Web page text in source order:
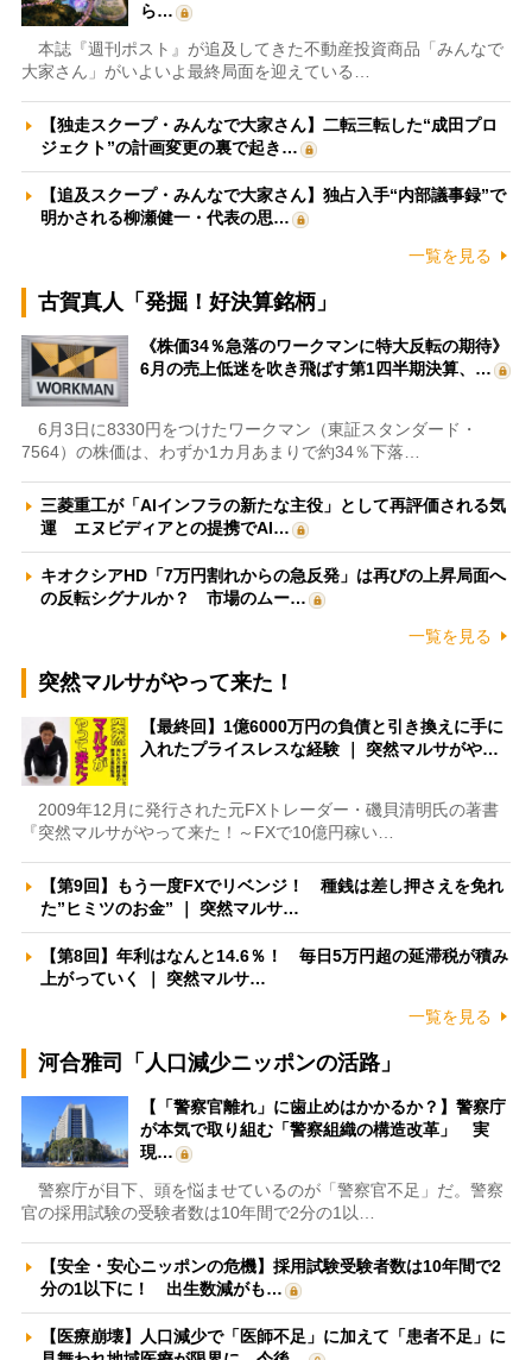
ら…
本誌『週刊ポスト』が追及してきた不動産投資商品「みんなで
大家さん」がいよいよ最終局面を迎えている…
【独走スクープ・みんなで大家さん】二転三転した“成田プロ
ジェクト”の計画変更の裏で起き…
【追及スクープ・みんなで大家さん】独占入手“内部議事録”で
明かされる柳瀬健一・代表の思…
一覧を見る
古賀真人「発掘！好決算銘柄」
《株価34％急落のワークマンに特大反転の期待》
6月の売上低迷を吹き飛ばす第1四半期決算、…
6月3日に8330円をつけたワークマン（東証スタンダード・
7564）の株価は、わずか1カ月あまりで約34％下落…
三菱重工が「AIインフラの新たな主役」として再評価される気
運 エヌビディアとの提携でAI…
キオクシアHD「7万円割れからの急反発」は再びの上昇局面へ
の反転シグナルか？ 市場のムー…
一覧を見る
突然マルサがやって来た！
【最終回】1億6000万円の負債と引き換えに手に
入れたプライスレスな経験 ｜ 突然マルサがや…
2009年12月に発行された元FXトレーダー・磯貝清明氏の著書
『突然マルサがやって来た！～FXで10億円稼い…
【第9回】もう一度FXでリベンジ！ 種銭は差し押さえを免れ
た”ヒミツのお金” ｜ 突然マルサ…
【第8回】年利はなんと14.6％！ 毎日5万円超の延滞税が積み
上がっていく ｜ 突然マルサ…
一覧を見る
河合雅司「人口減少ニッポンの活路」
【「警察官離れ」に歯止めはかかるか？】警察庁
が本気で取り組む「警察組織の構造改革」 実
現…
警察庁が目下、頭を悩ませているのが「警察官不足」だ。警察
官の採用試験の受験者数は10年間で2分の1以…
【安全・安心ニッポンの危機】採用試験受験者数は10年間で2
分の1以下に！ 出生数減がも…
【医療崩壊】人口減少で「医師不足」に加えて「患者不足」に